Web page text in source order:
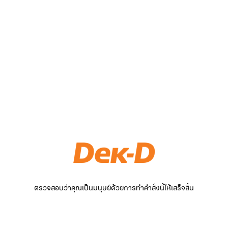
ตรวจสอบว่าคุณเป็นมนุษย์ด้วยการทำคำสั่งนี้ให้เสร็จสิ้น